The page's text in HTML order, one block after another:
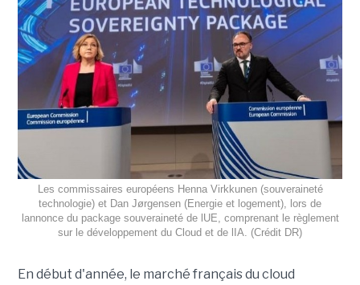
Les commissaires européens Henna Virkkunen (souveraineté
technologie) et Dan Jørgensen (Energie et logement), lors de
lannonce du package souveraineté de lUE, comprenant le règlement
sur le développement du Cloud et de lIA. (Crédit DR)
En début d'année, le marché français du cloud